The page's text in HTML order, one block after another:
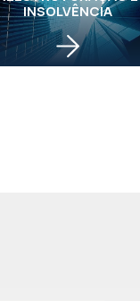
INSOLVÊNCIA